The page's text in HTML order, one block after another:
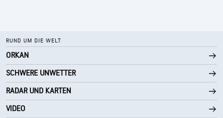
RUND UM DIE WELT
ORKAN
SCHWERE UNWETTER
RADAR UND KARTEN
VIDEO